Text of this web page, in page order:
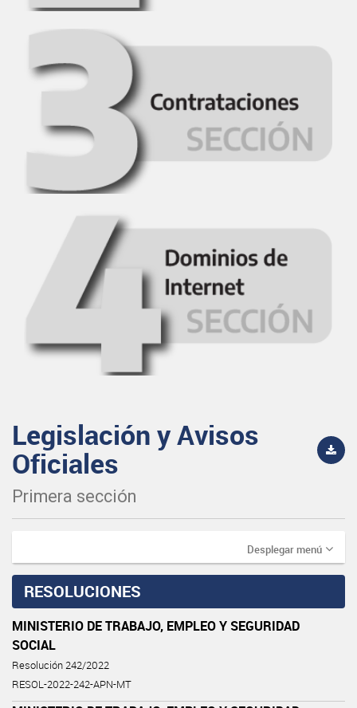
Legislación y Avisos
Oficiales
Primera sección
Desplegar menú
RESOLUCIONES
MINISTERIO DE TRABAJO, EMPLEO Y SEGURIDAD
SOCIAL
Resolución 242/2022
RESOL-2022-242-APN-MT